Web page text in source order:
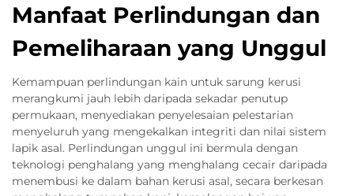
Manfaat Perlindungan dan
Pemeliharaan yang Unggul
Kemampuan perlindungan kain untuk sarung kerusi
merangkumi jauh lebih daripada sekadar penutup
permukaan, menyediakan penyelesaian pelestarian
menyeluruh yang mengekalkan integriti dan nilai sistem
lapik asal. Perlindungan unggul ini bermula dengan
teknologi penghalang yang menghalang cecair daripada
menembusi ke dalam bahan kerusi asal, secara berkesan